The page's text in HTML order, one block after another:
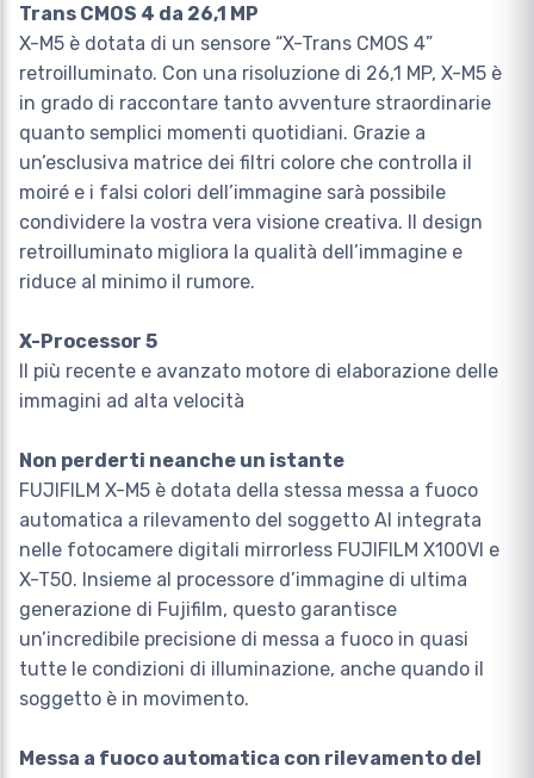
Trans CMOS 4 da 26,1 MP
X-M5 è dotata di un sensore “X-Trans CMOS 4”
retroilluminato. Con una risoluzione di 26,1 MP, X-M5 è
in grado di raccontare tanto avventure straordinarie
quanto semplici momenti quotidiani. Grazie a
un’esclusiva matrice dei filtri colore che controlla il
moiré e i falsi colori dell’immagine sarà possibile
condividere la vostra vera visione creativa. Il design
retroilluminato migliora la qualità dell’immagine e
riduce al minimo il rumore.
X-Processor 5
Il più recente e avanzato motore di elaborazione delle
immagini ad alta velocità
Non perderti neanche un istante
FUJIFILM X-M5 è dotata della stessa messa a fuoco
automatica a rilevamento del soggetto AI integrata
nelle fotocamere digitali mirrorless FUJIFILM X100VI e
X-T50. Insieme al processore d’immagine di ultima
generazione di Fujifilm, questo garantisce
un’incredibile precisione di messa a fuoco in quasi
tutte le condizioni di illuminazione, anche quando il
soggetto è in movimento.
Messa a fuoco automatica con rilevamento del